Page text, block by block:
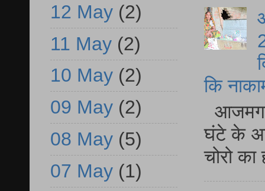
कि
घंटे के
चोरो
12 May (2)
11 May (2)
10 May (2)
09 May (2)
08 May (5)
07 May (1)